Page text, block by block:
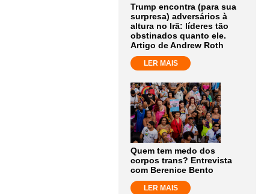
Trump encontra (para sua
surpresa) adversários à
altura no Irã: líderes tão
obstinados quanto ele.
Artigo de Andrew Roth
LER MAIS
Quem tem medo dos
corpos trans? Entrevista
com Berenice Bento
LER MAIS